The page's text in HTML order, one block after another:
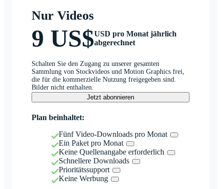
Nur Videos
9 US$USD pro Monat jährlich
abgerechnet
Schalten Sie den Zugang zu unserer gesamten
Sammlung von Stockvideos und Motion Graphics frei,
die für die kommerzielle Nutzung freigegeben sind.
Bilder nicht enthalten.
Jetzt abonnieren
Plan beinhaltet:
Fünf Video-Downloads pro Monat
Ein Paket pro Monat
Keine Quellenangabe erforderlich
Schnellere Downloads
Prioritätssupport
Keine Werbung